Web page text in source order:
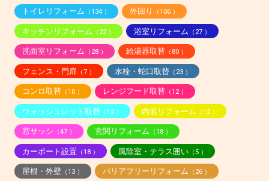
トイレリフォーム （134 ） 外回り （106 ）
キッチンリフォーム （22 ） 浴室リフォーム （27 ）
洗面室リフォーム （28 ） 給湯器取替（80 ）
フェンス・門扉（7 ） 水栓・蛇口取替（23 ）
コンロ取替（10 ） レンジフード取替（12 ）
ウォッシュレット取替（12 ） 内装リフォーム （12 ）
窓サッシ （47 ） 玄関リフォーム （18 ）
カーポート設置（18 ） 風除室・テラス囲い（5 ）
屋根・外壁（13 ） バリアフリーリフォーム （26 ）